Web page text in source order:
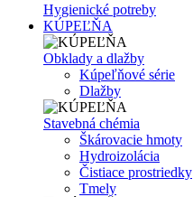
Hygienické potreby
KÚPEĽŇA
Obklady a dlažby
Kúpeľňové série
Dlažby
Stavebná chémia
Škárovacie hmoty
Hydroizolácia
Čistiace prostriedky
Tmely